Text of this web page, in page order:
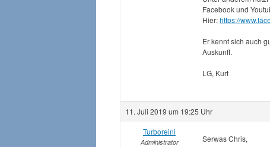
Facebook und
Hier:https://
Er kennt sich auch
Auskunft.
LG, Kurt
11. Juli 2019 um 19:25 Uhr
Turboreini
Administrator Serwas Chris,